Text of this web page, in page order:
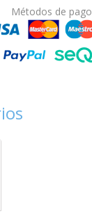
Métodos de pago